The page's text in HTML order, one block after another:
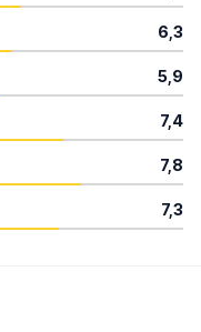
6,3
5,9
7,4
7,8
7,3